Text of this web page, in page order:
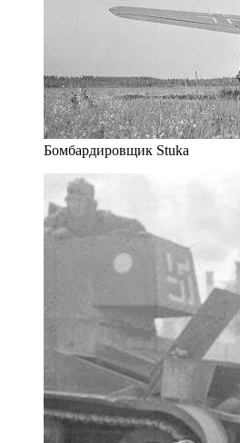
Бомбардировщик Stuka